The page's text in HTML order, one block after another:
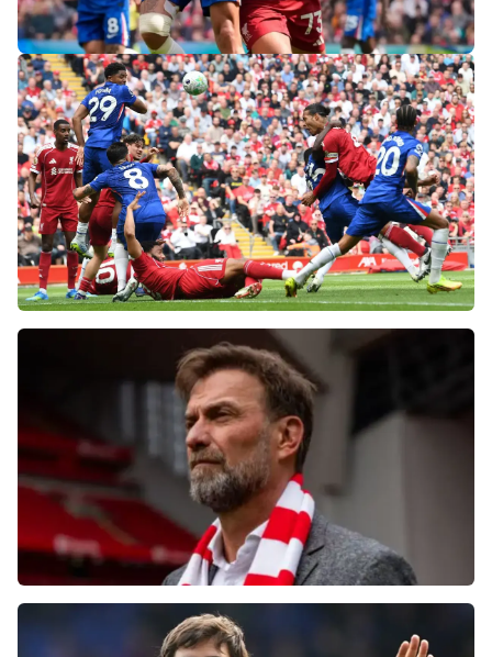
«Слот не тот человек»: болельщики
«Ливерпуля» и «Челси» разнесли тренеров
после ничьей на «Энфилде»
Фанаты «Ливерпуля» шокированы
неспособностью команды обыграть нынешний
Болельщики «Ливерпуля» освистали команду
после ничьей с «Челси»